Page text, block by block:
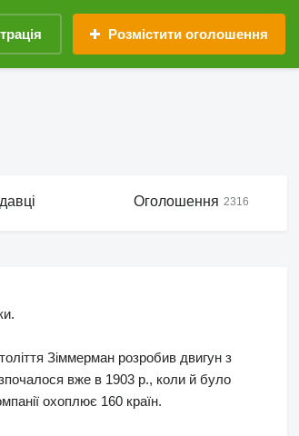
Розмістити оголошення
Оголошення 2316
Зіммерман розробив двигун з
вже в 1903 р., коли й було
охоплює 160 країн.